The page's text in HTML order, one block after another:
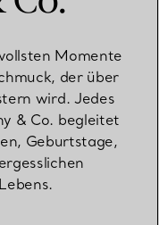
Momente
der über
wird. Jedes
& Co. begleitet
Geburtstage,